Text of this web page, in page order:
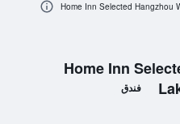
Home Inn
فندق